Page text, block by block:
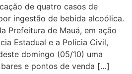
de quatro casos de
ingestão de bebida alcoólica.
Prefeitura de Mauá, em ação
Estadual e a Polícia Civil,
domingo (05/10) uma
e pontos de venda […]